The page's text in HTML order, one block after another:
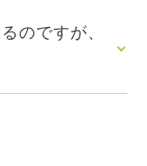
のですが、